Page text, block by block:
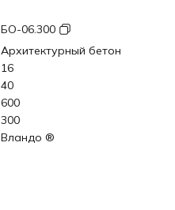
БО-06.300
Архитектурный бетон
16
40
600
300
Вландо ®